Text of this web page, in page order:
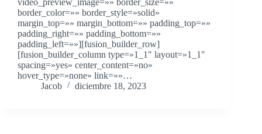
border_color=»» border_style=»solid»
margin_top=»» margin_bottom=»» padding_top=»»
padding_right=»» padding_bottom=»»
padding_left=»»][fusion_builder_row]
[fusion_builder_column type=»1_1″ layout=»1_1″
spacing=»yes» center_content=»no»
hover_type=»none» link=»»…
Jacob
diciembre 18, 2023